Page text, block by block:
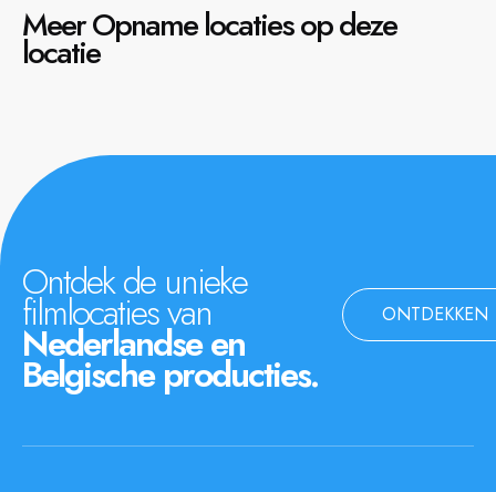
Meer Opname locaties op deze
locatie
Ontdek de unieke
filmlocaties van
Nederlandse en
Belgische producties.
ONTDEKKEN